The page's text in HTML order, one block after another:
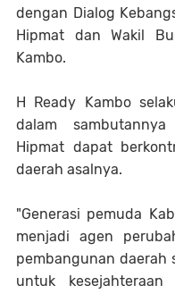
dengan Dialog
Hipmat dan Wakil
Kambo.
H Ready Kambo
dalam
Hipmat dapat
daerah asalnya.
"Generasi pemuda
menjadi agen
pembangunan daerah
untuk kesejahteraan